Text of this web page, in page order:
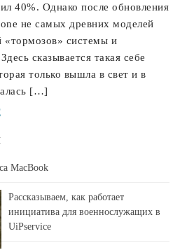
40%. Однако после обновления
не самых древних моделей
«тормозов» системы и
сказывается такая себе
только вышла в свет и в
[…]
MacBook
Рассказываем, как работает
инициатива для военнослужащих в
UiPservice